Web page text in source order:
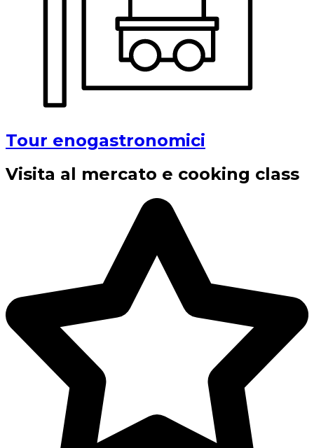
Tour enogastronomici
Visita al mercato e cooking class